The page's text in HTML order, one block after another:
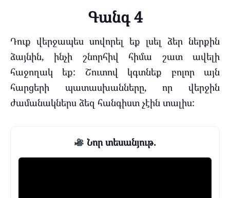
Գանգ 4
Դուք վերջապես սովորել եք լսել ձեր ներքին
ձայնին, ինչի շնորհիվ հիմա շատ ավելի
հաջողակ եք: Շուտով կգտնեք բոլոր այն
հարցերի պատասխանները, որ վերջին
ժամանակներս ձեզ հանգիստ չէին տալիս:
Նոր տեսանյութ.